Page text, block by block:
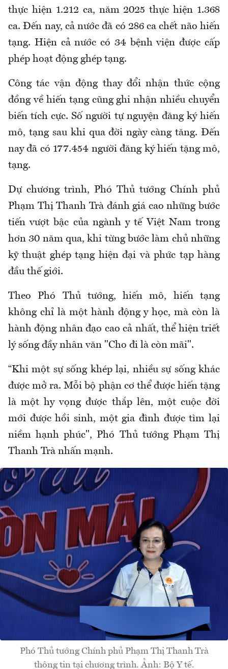
thực hiện 1.212 ca, năm 2025 thực hiện 1.368
ca. Đến nay, cả nước đã có 286 ca chết não hiến
tạng. Hiện cả nước có 34 bệnh viện được cấp
phép hoạt động ghép tạng.
Công tác vận động thay đổi nhận thức cộng
đồng về hiến tạng cũng ghi nhận nhiều chuyển
biến tích cực. Số người tự nguyện đăng ký hiến
mô, tạng sau khi qua đời ngày càng tăng. Đến
nay đã có 177.454 người đăng ký hiến tặng mô,
tạng.
Dự chương trình, Phó Thủ tướng Chính phủ
Phạm Thị Thanh Trà đánh giá cao những bước
tiến vượt bậc của ngành y tế Việt Nam trong
hơn 30 năm qua, khi từng bước làm chủ những
kỹ thuật ghép tạng hiện đại và phức tạp hàng
đầu thế giới.
Theo Phó Thủ tướng,hiến mô, hiến tạng
không chỉ là một hành động y học, mà còn là
hành động nhân đạo cao cả nhất, thể hiện triết
lý sống đầy nhân văn "Cho đi là còn mãi".
“Khi một sự sống khép lại, nhiều sự sống khác
được mở ra. Mỗi bộ phận cơ thể được hiến tặng
là một hy vọng được thắp lên, một cuộc đời
mới được hồi sinh, một gia đình được tìm lại
niềm hạnh phúc", Phó Thủ tướng Phạm Thị
Thanh Trà nhấn mạnh.
Phó Thủ tướng Chính phủ Phạm Thị Thanh Trà
thông tin tại chương trình. Ảnh: Bộ Y tế.